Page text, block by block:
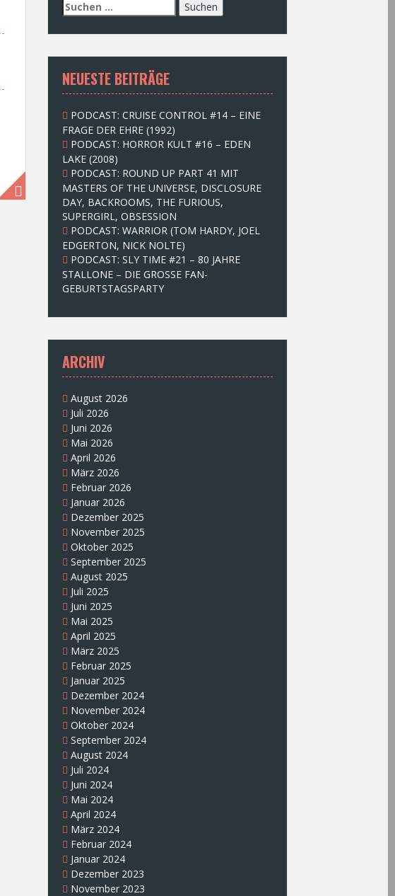
S
u
c
e
n
n
c
h
:
NEUESTE BEITRÄGE
PODCAST: CRUISE CONTROL #14 – EINE
FRAGE DER EHRE (1992)
PODCAST: HORROR KULT #16 – EDEN
LAKE (2008)
PODCAST: ROUND UP PART 41 MIT
MASTERS OF THE UNIVERSE, DISCLOSURE
DAY, BACKROOMS, THE FURIOUS,
SUPERGIRL, OBSESSION
PODCAST: WARRIOR (TOM HARDY, JOEL
EDGERTON, NICK NOLTE)
PODCAST: SLY TIME #21 – 80 JAHRE
STALLONE – DIE GROSSE FAN-
GEBURTSTAGSPARTY
ARCHIV
August 2026
Juli 2026
Juni 2026
Mai 2026
April 2026
März 2026
Februar 2026
Januar 2026
Dezember 2025
November 2025
Oktober 2025
September 2025
August 2025
Juli 2025
Juni 2025
Mai 2025
April 2025
März 2025
Februar 2025
Januar 2025
Dezember 2024
November 2024
Oktober 2024
September 2024
August 2024
Juli 2024
Juni 2024
Mai 2024
April 2024
März 2024
Februar 2024
Januar 2024
Dezember 2023
November 2023